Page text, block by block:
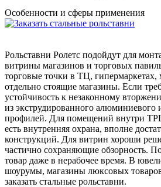
Особенности и сферы применения
Рольставни Ролетс подойдут для
витрины магазинов и торговых
торговые точки в ТЦ, гипермаркетах,
отдельно стоящие магазины. Если
устойчивость к незаконному
из экструдированного алюминиевого
профилей. Для помещений внутри
есть внутренняя охрана, вполне
конструкций. Для витрин хороши
частично сохраняющие обзорность.
товар даже в нерабочее время. В
шоурумы, магазины люксовых
заказать стальные рольставни.